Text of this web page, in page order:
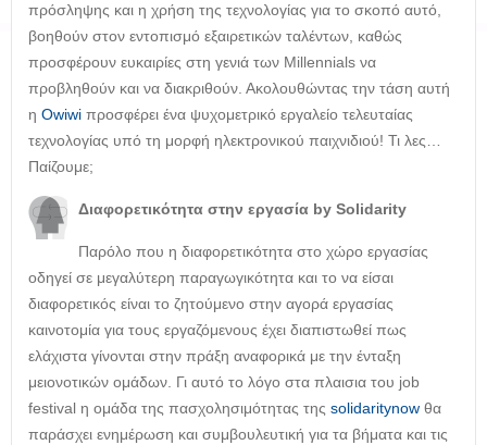
πρόσληψης και η χρήση της τεχνολογίας για το σκοπό αυτό,
βοηθούν στον εντοπισμό εξαιρετικών ταλέντων, καθώς
προσφέρουν ευκαιρίες στη γενιά των Millennials να
προβληθούν και να διακριθούν. Ακολουθώντας την τάση αυτή
η Owiwi προσφέρει ένα ψυχομετρικό εργαλείο τελευταίας
τεχνολογίας υπό τη μορφή ηλεκτρονικού παιχνιδιού! Τι λες…
Παίζουμε;
Διαφορετικότητα στην εργασία by Solidarity
Παρόλο που η διαφορετικότητα στο χώρο εργασίας
οδηγεί σε μεγαλύτερη παραγωγικότητα και το να είσαι
διαφορετικός είναι το ζητούμενο στην αγορά εργασίας
καινοτομία για τους εργαζόμενους έχει διαπιστωθεί πως
ελάχιστα γίνονται στην πράξη αναφορικά με την ένταξη
μειονοτικών ομάδων. Γι αυτό το λόγο στα πλαισια του job
festival η ομάδα της πασχολησιμότητας της solidaritynow θα
παράσχει ενημέρωση και συμβουλευτική για τα βήματα και τις